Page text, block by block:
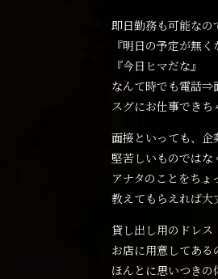
即日勤務も可能なの
『明日の予定が無く
『今日ヒマだな』
なんて時でも電話⇒
スグにお仕事でき
面接といっても、企
堅苦しいものではな
アナタのことをちょ
教えてもらえれば
貸し出し用のドレス
お店に用意してある
ほんとに思いつき